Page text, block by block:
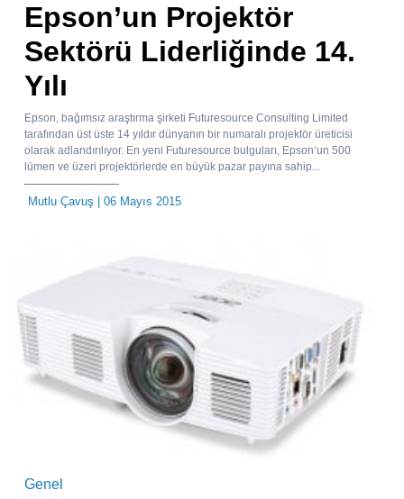
Epson’un Projektör
Sektörü Liderliğinde 14.
Yılı
Epson, bağımsız araştırma şirketi Futuresource Consulting Limited
tarafından üst üste 14 yıldır dünyanın bir numaralı projektör üreticisi
olarak adlandırılıyor. En yeni Futuresource bulguları, Epson‘un 500
lümen ve üzeri projektörlerde en büyük pazar payına sahip...
Mutlu Çavuş | 06 Mayıs 2015
Genel